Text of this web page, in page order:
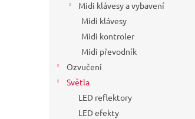
Midi klávesy a vybavení
Midi klávesy
Midi kontroler
Midi převodník
Ozvučení
Světla
LED reflektory
LED efekty